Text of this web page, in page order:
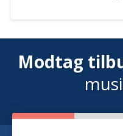
Modtag